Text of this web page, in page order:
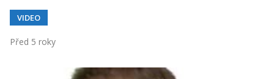
VIDEO
Před 5 roky